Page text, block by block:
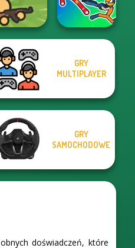
Survev.io
Stick Duel: Battle
Hero
GRY
MULTIPLAYER
GRY
SAMOCHODOWE
doświadczeń, które